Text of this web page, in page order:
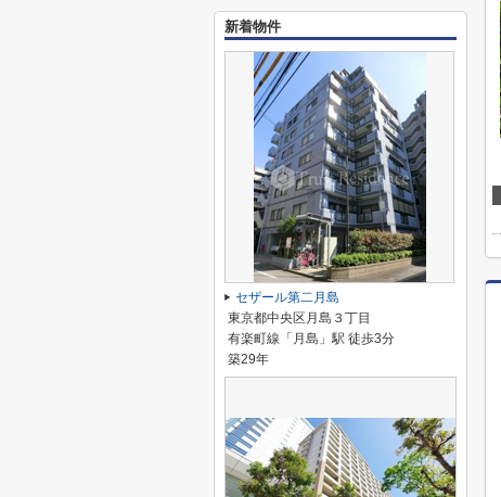
新着物件
セザール第二月島
東京都中央区月島３丁目
有楽町線「月島」駅 徒歩3分
築29年